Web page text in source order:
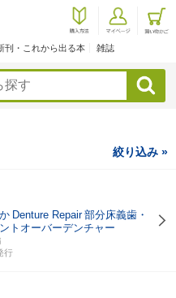
刊・これから出る本 雑誌
検索
絞り込み »
Denture Repair 部分床義歯・
トオーバーデンチャー
行